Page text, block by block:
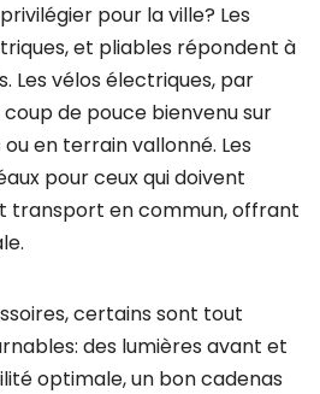
pour la ville? Les
et pliables répondent à
Les vélos électriques, par
de pouce bienvenu sur
en terrain vallonné. Les
pour ceux qui doivent
transport en commun, offrant
certains sont tout
des lumières avant et
optimale, un bon cadenas